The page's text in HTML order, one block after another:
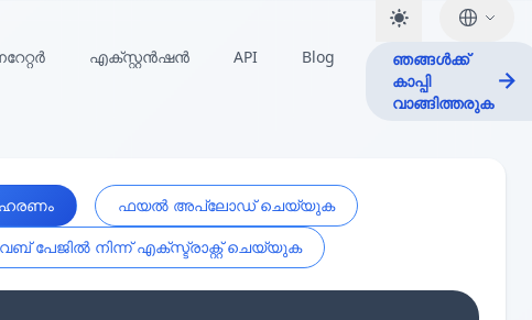
എക്സ്റ്റൻഷൻ API Blog
ഞങ്ങൾക്ക്
കാപ്പി
വാങ്ങിത്തരുക
ഫയൽ അപ്‌ലോഡ് ചെയ്യുക
പേജിൽ നിന്ന് എക്സ്ട്രാക്റ്റ് ചെയ്യുക